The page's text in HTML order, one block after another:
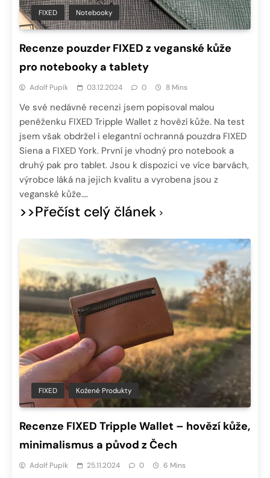
FIXED Notebooky
Recenze pouzder FIXED z veganské kůže
pro notebooky a tablety
Adolf Pupík 03.12.2024 0 8 Mins
Ve své nedávné recenzi jsem popisoval malou
peněženku FIXED Tripple Wallet z hovězí kůže. Na test
jsem však obdržel i elegantní ochranná pouzdra FIXED
Siena a FIXED York. První je vhodný pro notebook a
druhý pak pro tablet. Jsou k dispozici ve více barvách,
výrobce láká na jejich kvalitu a vyrobena jsou z
veganské kůže….
>>Přečíst celý článek
FIXED Kožené Produkty
Recenze FIXED Tripple Wallet – hovězí kůže,
minimalismus a původ z Čech
Adolf Pupík 25.11.2024 0 6 Mins